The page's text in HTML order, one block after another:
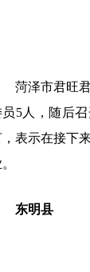
泽市君旺君
员5人，随后
，表示在接下
东明县